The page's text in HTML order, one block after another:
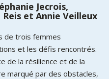
Jecrois,
et Annie Veilleux
de trois femmes
et les défis rencontrés.
de la résilience et de la
marqué par des obstacles,